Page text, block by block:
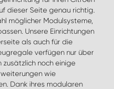
dieser Seite genau richtig.
möglicher Modulsysteme,
Unsere Einrichtungen
als auch für die
verfügen nur über
noch einige
wie
Dank ihres modularen